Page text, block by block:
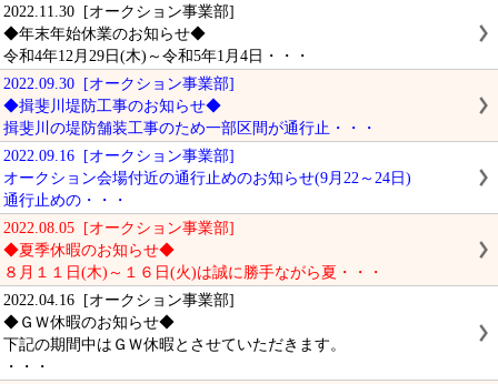
2022.11.30 [オークション事業部]
◆年末年始休業のお知らせ◆
令和4年12月29日(木)～令和5年1月4日・・・
2022.09.30 [オークション事業部]
◆揖斐川堤防工事のお知らせ◆
揖斐川の堤防舗装工事のため一部区間が通行止・・・
2022.09.16 [オークション事業部]
オークション会場付近の通行止めのお知らせ(9月22～24日)
通行止めの・・・
2022.08.05 [オークション事業部]
◆夏季休暇のお知らせ◆
８月１１日(木)～１６日(火)は誠に勝手ながら夏・・・
2022.04.16 [オークション事業部]
◆ＧＷ休暇のお知らせ◆
下記の期間中はＧＷ休暇とさせていただきます。
・・・